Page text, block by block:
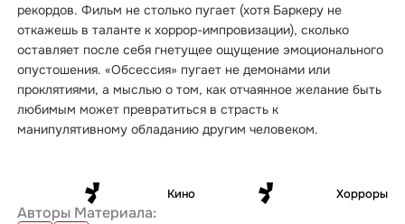
рекордов. Фильм не столько пугает (хотя Баркеру не
откажешь в таланте к хоррор-импровизации), сколько
оставляет после себя гнетущее ощущение эмоционального
опустошения. «Обсессия» пугает не демонами или
проклятиями, а мыслью о том, как отчаянное желание быть
любимым может превратиться в страсть к
манипулятивному обладанию другим человеком.
Кино Хорроры
Авторы Материала: